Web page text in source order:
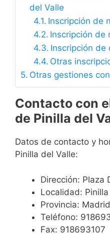
del Valle
Inscripción de
Inscripción de
Inscripción de
Otras
Otras gestiones
Contacto con
de Pinilla del
Datos de contacto y
Pinilla del Valle:
Dirección: Plaza
Localidad:
Provincia: Madrid
Teléfono:
Fax: 918693107